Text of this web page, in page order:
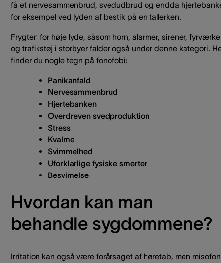
få et nervesammenbrud, svedudbrud og endda
for eksempel ved lyden af bestik på en tallerken.
Frygten for høje lyde, såsom horn, alarmer, sirener,
og trafikstøj i storbyer falder også under denne kategori.
finder du nogle tegn på fonofobi:
Panikanfald
Nervesammenbrud
Hjertebanken
Overdreven svedproduktion
Stress
Kvalme
Svimmelhed
Uforklarlige fysiske smerter
Besvimelse
Hvordan kan man
behandle sygdommene?
Irritation kan også være forårsaget af høretab, men